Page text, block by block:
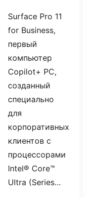
Surface Pro 11
for Business,
первый
компьютер
Copilot+ PC,
созданный
специально
для
корпоративных
клиентов с
процессорами
Intel® Core™
Ultra (Series…